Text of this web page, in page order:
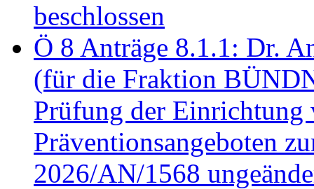
beschlossen
Ö 8 Anträge 8.1.1: Dr.
(für die Fraktion
Prüfung der Einrichtung
Präventionsangeboten
2026/AN/1568